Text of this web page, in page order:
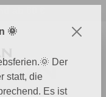
🌞
Der
statt, die
Es ist